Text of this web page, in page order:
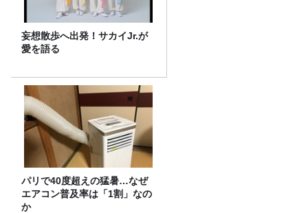
妄想散歩へ出発！サカイJr.が
愛を語る
パリで40度超えの猛暑…なぜ
エアコン普及率は「1割」なの
か